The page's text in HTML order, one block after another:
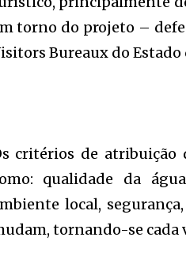
torno do projeto –
Bureaux do Estado
critérios de atribuição
qualidade da
local,
tornando-se cada